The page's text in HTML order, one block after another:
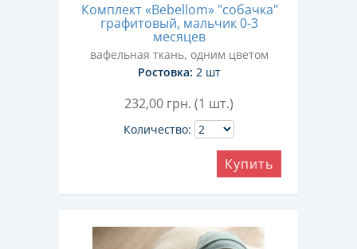
Комплект «Bebellom» "собачка"
графитовый, мальчик 0-3
месяцев
вафельная ткань, одним цветом
Ростовка: 2 шт
232,00 грн. (1 шт.)
Количество:
Купить